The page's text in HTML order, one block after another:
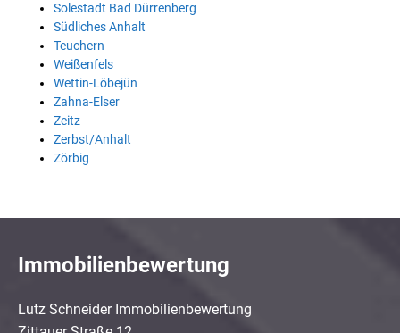
Solestadt Bad Dürrenberg
Südliches Anhalt
Teuchern
Weißenfels
Wettin-Löbejün
Zahna-Elser
Zeitz
Zerbst/Anhalt
Zörbig
Immobilienbewertung
Lutz Schneider Immobilienbewertung